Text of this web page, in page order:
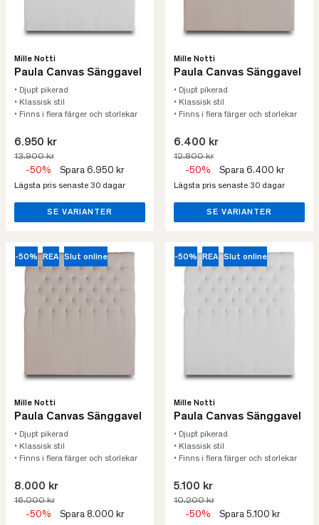
Mille Notti
Paula Canvas Sänggavel
• Djupt pikerad
• Klassisk stil
• Finns i flera färger och storlekar
6.950 kr
13.900 kr
-50% Spara 6.950 kr
Lägsta pris senaste 30 dagar
SE VARIANTER
Mille Notti
Paula Canvas Sänggavel
• Djupt pikerad
• Klassisk stil
• Finns i flera färger och storlekar
6.400 kr
12.800 kr
-50% Spara 6.400 kr
Lägsta pris senaste 30 dagar
SE VARIANTER
-50% REA Slut online
Mille Notti
Paula Canvas Sänggavel
• Djupt pikerad
• Klassisk stil
• Finns i flera färger och storlekar
8.000 kr
16.000 kr
-50% Spara 8.000 kr
-50% REA Slut online
Mille Notti
Paula Canvas Sänggavel
• Djupt pikerad
• Klassisk stil
• Finns i flera färger och storlekar
5.100 kr
10.200 kr
-50% Spara 5.100 kr